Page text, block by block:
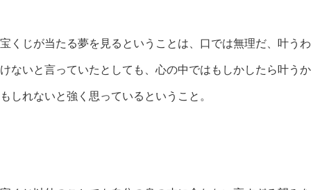
宝くじが当たる夢を見るということは、口では無理だ、叶うわ
けないと言っていたとしても、心の中ではもしかしたら叶うか
もしれないと強く思っているということ。